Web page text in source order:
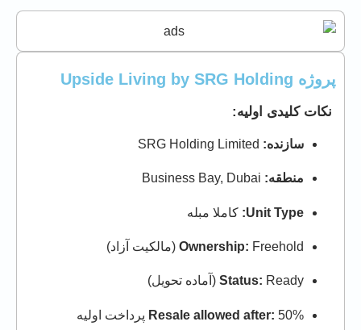
پروژه Upside Living by SRG Holding
نکات کلیدی اولیه:
سازنده:
منطقه:
Unit Type: کاملا مبله
Ownership: Freehold (مالکیت آزاد)
Status: Ready (آماده تحویل)
Resale allowed after: 50% پرداخت اولیه